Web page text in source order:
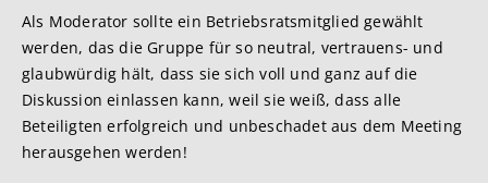
Als Moderator sollte ein Betriebsratsmitglied gewählt
werden, das die Gruppe für so neutral, vertrauens- und
glaubwürdig hält, dass sie sich voll und ganz auf die
Diskussion einlassen kann, weil sie weiß, dass alle
Beteiligten erfolgreich und unbeschadet aus dem Meeting
herausgehen werden!